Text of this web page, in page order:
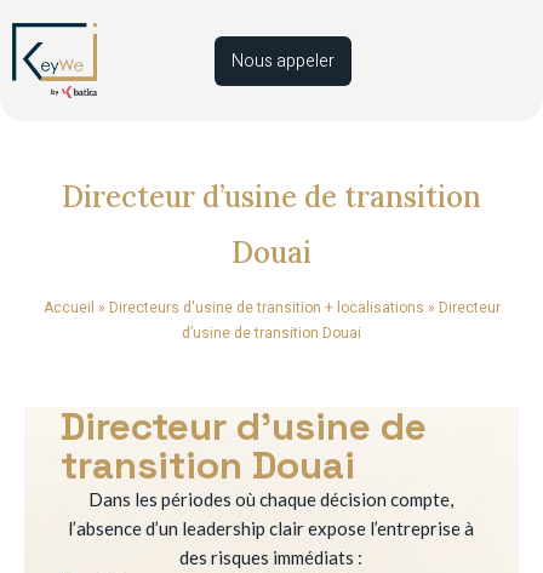
Nous appeler
Directeur d’usine de transition
Douai
Accueil » Directeurs d'usine de transition + localisations » Directeur
d’usine de transition Douai
Directeur d’usine de
transition Douai
Dans les périodes où chaque décision compte,
l’absence d’un leadership clair expose l’entreprise à
des risques immédiats :